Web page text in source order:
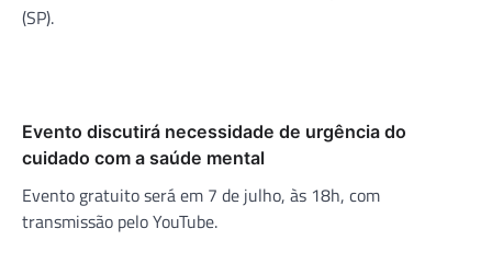
(SP).
Evento discutirá necessidade de urgência do
cuidado com a saúde mental
Evento gratuito será em 7 de julho, às 18h, com
transmissão pelo YouTube.